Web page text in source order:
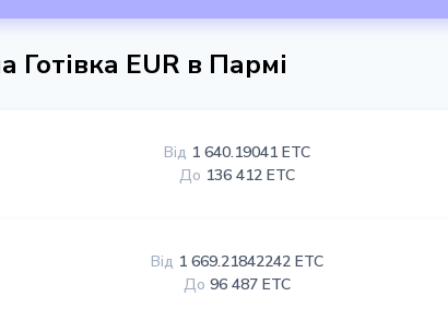
Готівка EUR в Пармі
Від 1 640.19041 ETC
До 136 412 ETC
Від 1 669.21842242 ETC
До 96 487 ETC